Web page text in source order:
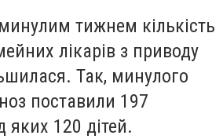
тижнем кількість
лікарів з приводу
Так, минулого
поставили 197
яких 120 дітей.